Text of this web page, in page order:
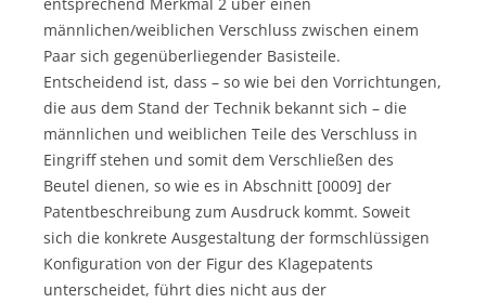
männlichen/weiblichen Verschluss zwischen einem
Paar sich gegenüberliegender Basisteile.
Entscheidend ist, dass – so wie bei den Vorrichtungen,
die aus dem Stand der Technik bekannt sich – die
männlichen und weiblichen Teile des Verschluss in
Eingriff stehen und somit dem Verschließen des
Beutel dienen, so wie es in Abschnitt [0009] der
Patentbeschreibung zum Ausdruck kommt. Soweit
sich die konkrete Ausgestaltung der formschlüssigen
Konfiguration von der Figur des Klagepatents
unterscheidet, führt dies nicht aus der